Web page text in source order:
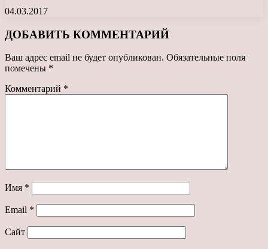
04.03.2017
ДОБАВИТЬ КОММЕНТАРИЙ
Ваш адрес email не будет опубликован. Обязательные поля
помечены *
Комментарий *
Имя *
Email *
Сайт